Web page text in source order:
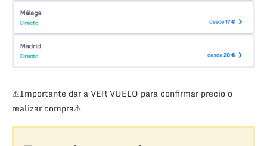
⚠Importante dar a VER VUELO para confirmar precio o
realizar compra⚠